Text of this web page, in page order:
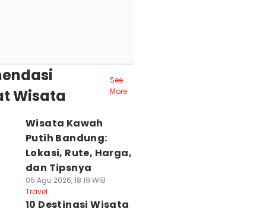
Wisata
See
More
Wisata Kawah
Putih Bandung:
Lokasi, Rute, Harga,
dan Tipsnya
05 Agu 2026, 18:19 WIB
Travel
10 Destinasi Wisata